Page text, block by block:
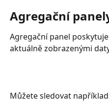
Agregační
Agregační panel
aktuálně zobrazenými
Můžete sledovat